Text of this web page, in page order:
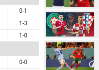
0-1
1-3
1-0
0-0
20
Southampton